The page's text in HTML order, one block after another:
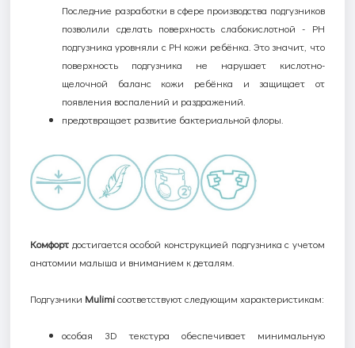
Последние разработки в сфере производства подгузников
позволили сделать поверхность слабокислотной - PH
подгузника уровняли с PH кожи ребёнка. Это значит, что
поверхность подгузника не нарушает кислотно-
щелочной баланс кожи ребёнка и защищает от
появления воспалений и раздражений.
предотвращает развитие бактериальной флоры.
Комфорт достигается особой конструкцией подгузника с учетом
анатомии малыша и вниманием к деталям.
Подгузники Mulimiсоответствуют следующим характеристикам:
особая 3Dтекстура обеспечивает минимальную